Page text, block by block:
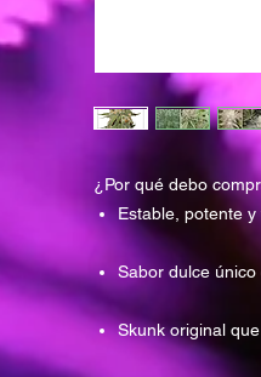
¿Por qué debo
Estable, potente
Sabor dulce
Skunk original